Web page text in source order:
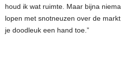
houd ik wat ruimte. Maar bijna
lopen met snotneuzen over de
je doodleuk een hand toe.”